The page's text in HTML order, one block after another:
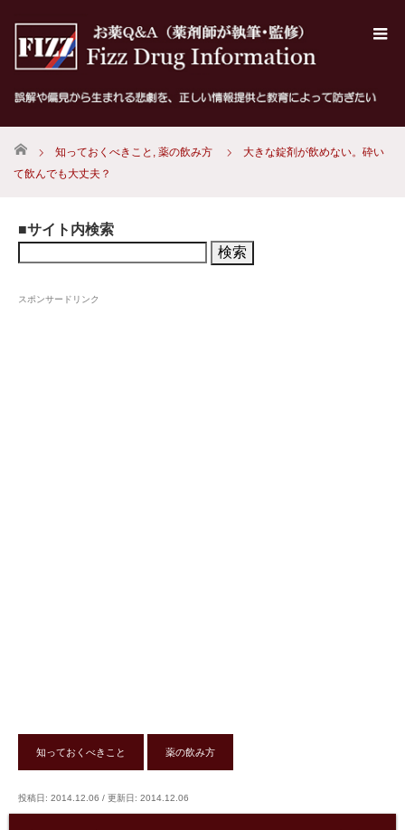
ホーム 知っておくべきこと , 薬の飲み方
大きな錠剤が飲めない。砕い
て飲んでも大丈夫？
■サイト内検索
スポンサードリンク
知っておくべきこと 薬の飲み方
投稿日: 2014.12.06 / 更新日: 2014.12.06